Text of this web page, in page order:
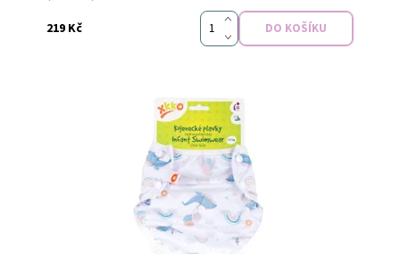
219 Kč
Skladem